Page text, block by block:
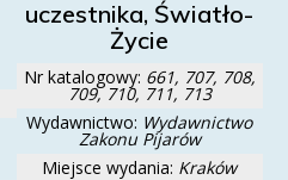
uczestnika, Światło-
Życie
Nr katalogowy: 661, 707, 708,
709, 710, 711, 713
Wydawnictwo: Wydawnictwo
Zakonu Pijarów
Miejsce wydania: Kraków